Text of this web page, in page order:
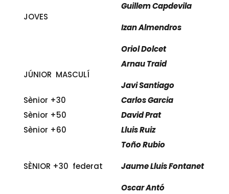
JOVES
Guillem Capdevila
Izan Almendros
Oriol Dolcet
JÚNIOR MASCULÍ
Arnau Traid
Javi Santiago
Sènior +30
Carlos Garcia
Sènior +50
David Prat
Sènior +60
Lluis Ruiz
SÈNIOR +30 federat
Toño Rubio
Jaume Lluis Fontanet
Oscar Antó